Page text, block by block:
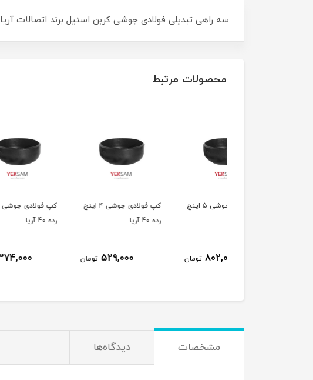
سه راهی تبدیلی فولادی جوشی کربن استیل برند اتصالات آریا TEE RED SCH 40 1"*2"ARYA
محصولات مرتبط
کپ فولادی جوشی ۴ اینچ
529,000
کپ فولادی جوشی 3 اینچ
374,000
مشخصات دیدگاه‌ها